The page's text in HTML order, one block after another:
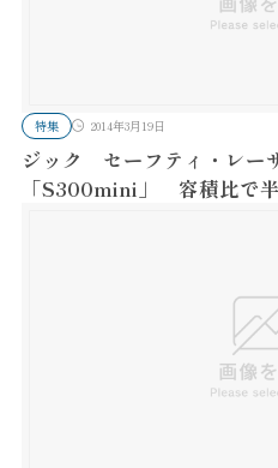
特集 2014年3月19日
ジック セーフティ・レー
「S300mini」 容積比で